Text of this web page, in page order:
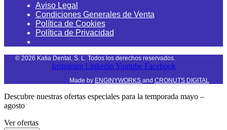
Aviso Legal
Condiciones Generales de Venta
Política de Cookies
Política de Privacidad
© 2026 Katia Dental, S. L. Todos los derechos reservados.
Instagram Linkedin Youtube Facebook
Made by ENGINYWORKS and CRONUTS DIGITAL
Descubre nuestras ofertas especiales para la temporada mayo –
agosto
Ver ofertas